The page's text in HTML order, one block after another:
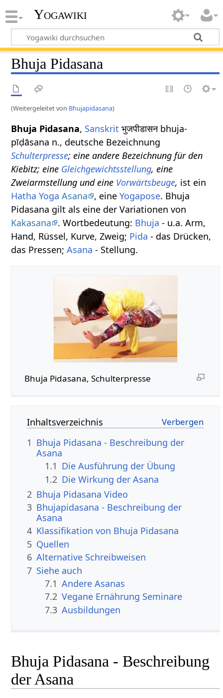
Yogawiki
Bhuja Pidasana
(Weitergeleitet von Bhujapidasana)
Bhuja Pidasana, Sanskrit भुजपीडासन bhuja-
pīḍāsana n., deutsche Bezeichnung
Schulterpresse; eine andere Bezeichnung für den
Kiebitz; eine Gleichgewichtsstellung, eine
Zweiarmstellung und eine Vorwärtsbeuge, ist ein
Hatha Yoga Asana , eineYogapose. Bhuja
Pidasana gilt als eine der Variationen von
Kakasana
. Wortbedeutung: Bhuja - u.a. Arm,
Hand, Rüssel, Kurve, Zweig; Pida - das Drücken,
das Pressen;Asana - Stellung.
Bhuja Pidasana, Schulterpresse
Inhaltsverzeichnis
1 Bhuja Pidasana - Beschreibung der
Asana
1.1 Die Ausführung der Übung
1.2 Die Wirkung der Asana
2 Bhuja Pidasana Video
3 Bhujapidasana - Beschreibung der
Asana
4 Klassifikation von Bhuja Pidasana
5 Quellen
6 Alternative Schreibweisen
7 Siehe auch
7.1 Andere Asanas
7.2 Vegane Ernährung Seminare
7.3 Ausbildungen
Bhuja Pidasana - Beschreibung
der Asana